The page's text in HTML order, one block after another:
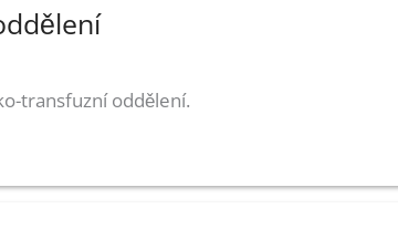
transfuzní oddělení.